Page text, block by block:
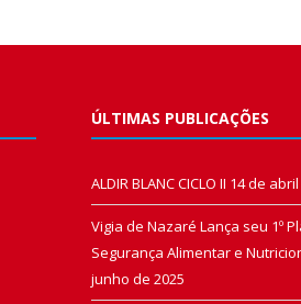
ÚLTIMAS PUBLICAÇÕES
ALDIR BLANC CICLO II 14 de
Vigia de Nazaré Lança seu 1º
Segurança Alimentar e
junho de 2025